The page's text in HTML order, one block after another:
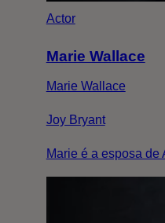
Actor
Marie Wallace
Marie Wallace
Joy Bryant
Marie é a esposa de